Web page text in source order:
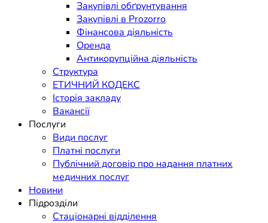
Закупівлі обґрунтування
Закупівлі в Prozorro
Фінансова діяльність
Оренда
Антикорупційна діяльність
Структура
ЕТИЧНИЙ КОДЕКС
Історія закладу
Вакансії
Послуги
Види послуг
Платні послуги
Публічний договір про надання платних
медичних послуг
Новини
Підрозділи
Стаціонарні відділення